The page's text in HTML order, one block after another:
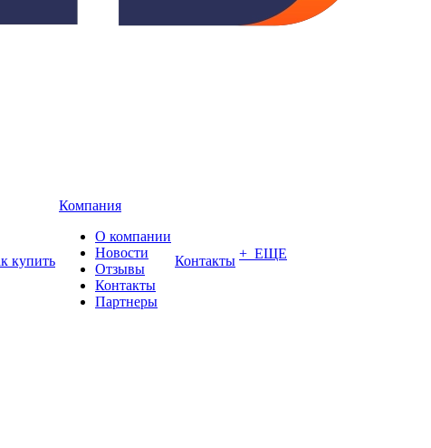
купить
Компания
О компании
Новости
Отзывы
Контакты
Партнеры
Контакты + ЕЩЕ